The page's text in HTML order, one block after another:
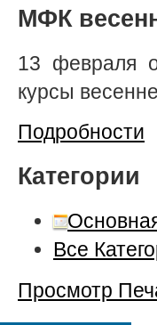
МФК
13 февраля
курсы
Подробности
Категории
Все
Просмотр